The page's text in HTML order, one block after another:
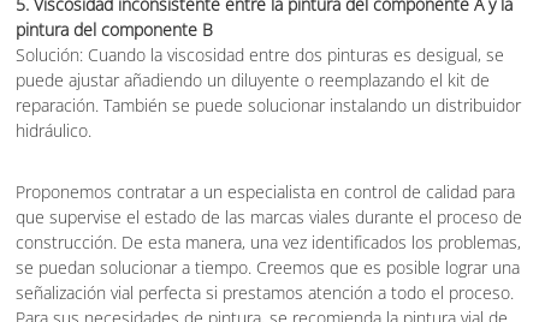
pintura del componente B
Solución: Cuando la viscosidad entre dos pinturas es desigual, se
puede ajustar añadiendo un diluyente o reemplazando el kit de
reparación. También se puede solucionar instalando un distribuidor
hidráulico.
Proponemos contratar a un especialista en control de calidad para
que supervise el estado de las marcas viales durante el proceso de
construcción. De esta manera, una vez identificados los problemas,
se puedan solucionar a tiempo. Creemos que es posible lograr una
señalización vial perfecta si prestamos atención a todo el proceso.